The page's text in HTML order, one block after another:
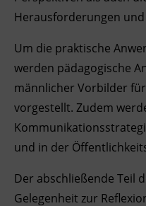
Ingenieurzertifizierung
Deutsch und Integration
Akademisches
BFI Reutte
BFI Schwaz
Herausforderungen
Um die praktische
werden pädagogische
männlicher Vorbilder
vorgestellt. Zudem
und in der
Der abschließende Teil
Gelegenheit zur